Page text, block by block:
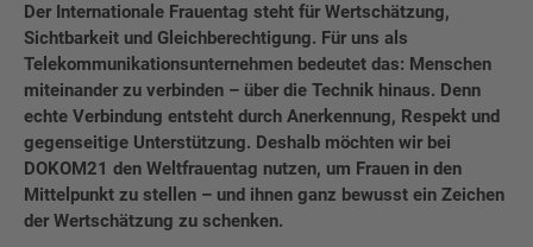
Der Internationale Frauentag steht für Wertschätzung,
Sichtbarkeit und Gleichberechtigung. Für uns als
Telekommunikationsunternehmen bedeutet das: Menschen
miteinander zu verbinden – über die Technik hinaus. Denn
echte Verbindung entsteht durch Anerkennung, Respekt und
gegenseitige Unterstützung. Deshalb möchten wir bei
DOKOM21 den Weltfrauentag nutzen, um Frauen in den
Mittelpunkt zu stellen – und ihnen ganz bewusst ein Zeichen
der Wertschätzung zu schenken.